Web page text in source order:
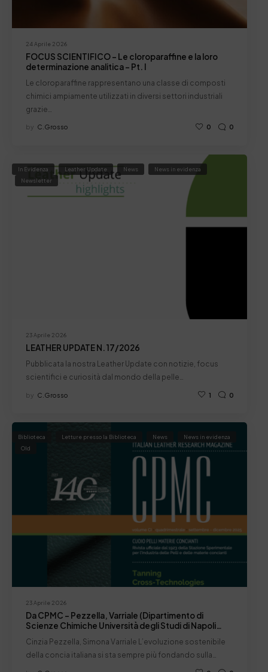
24 Aprile 2026
FOCUS SCIENTIFICO – Le cloroparaffine e la loro
determinazione analitica – Pt. I
Le cloroparaffine rappresentano una classe di composti
chimici ampiamente utilizzati in diversi settori industriali
grazie…
by C.grosso 0 0
23 Aprile 2026
In Evidenza Leather Update News
News in evidenza
Newsletter
LEATHER UPDATE N. 17/2026
Pubblicata la nostra Leather Update con notizie, focus
scientifici e curiosità dal mondo della pelle…
by C.grosso 1 0
23 Aprile 2026
Biblioteca Letture presso la Biblioteca News
News in evidenza
Old
Da CPMC – Pezzella, Varriale (Dipartimento di
Scienze Chimiche Università degli Studi di Napoli
tecnologie biobased e cross-settoriali per il futuro
della concia”
Cinzia Pezzella, Simona Varriale L’evoluzione sostenibile
della concia italiana si sta sempre più fondando sulla…